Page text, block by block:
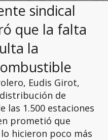
sindical
que la falta
la
Eudis Girot,
de
las 1.500 estaciones
prometió que
hicieron poco más